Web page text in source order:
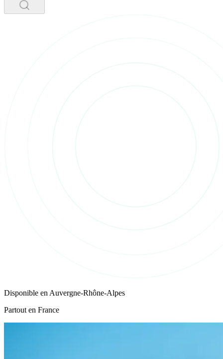
Disponible en Auvergne-Rhône-Alpes
Partout en France